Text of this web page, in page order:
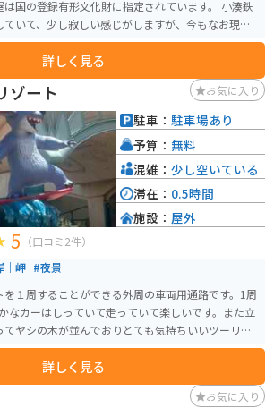
国の登録有形文化財に指定されています。 小湊鉄
いて、少し寂しい感じがしますが、今もなお現役
詳しく見る
ゾート お気に入り
5 （口コミ2件）
｜岬 #夜景
１周することができる外周の車両用通路です。1周
なカーはしっていて走っていて楽しいです。また立
ヤシの木が並んでおりとても気持ちいいツーリン
詳しく見る
駐車： 駐車場あり
予算： 無料
混雑： 少し空いている
滞在： 0.5時間
施設： 屋外
お気に入り